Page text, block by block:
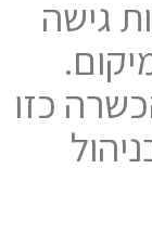
גישה
כזו